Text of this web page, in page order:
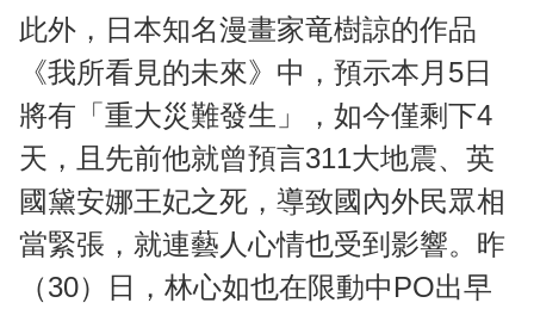
此外，日本知名漫畫家竜樹諒的作品
《我所看見的未來》中，預示本月5日
將有「重大災難發生」，如今僅剩下4
天，且先前他就曾預言311大地震、英
國黛安娜王妃之死，導致國內外民眾相
當緊張，就連藝人心情也受到影響。昨
（30）日，林心如也在限動中PO出早